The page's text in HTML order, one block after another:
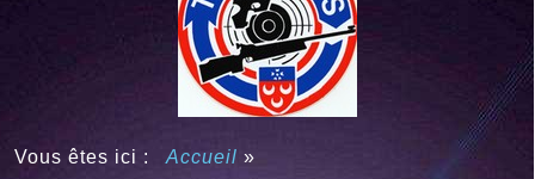
Vous êtes ici : Accueil »